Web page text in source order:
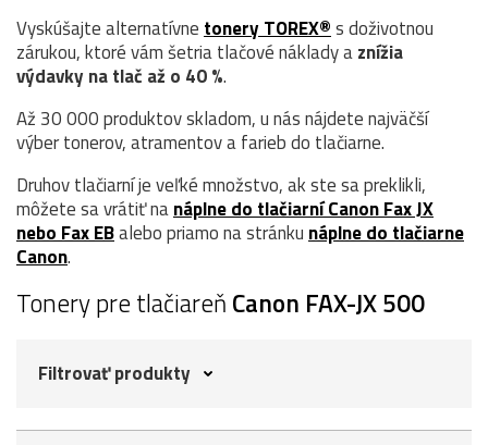
Vyskúšajte alternatívne tonery TOREX®s doživotnou
zárukou, ktoré vám šetria tlačové náklady aznížia
výdavky na tlač až o 40 %.
Až 30 000 produktov skladom, u nás nájdete najväčší
výber tonerov, atramentov a farieb do tlačiarne.
Druhov tlačiarní je veľké množstvo, ak ste sa preklikli,
môžete sa vrátiť nanáplne do tlačiarní Canon Fax JX
nebo Fax EBalebo priamo na stránku náplne do tlačiarne
Canon.
Tonery pre tlačiareň Canon FAX-JX 500
Filtrovať produkty